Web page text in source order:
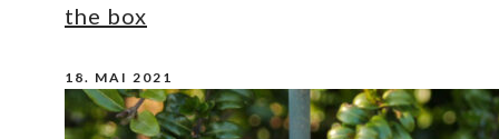
the box
18. MAI 2021